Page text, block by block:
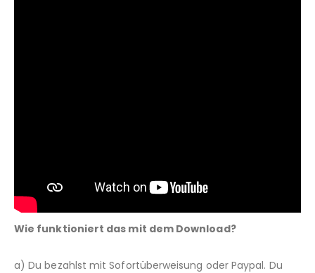
Wie funktioniert das mit dem Download?
a) Du bezahlst mit Sofortüberweisung oder Paypal. Du